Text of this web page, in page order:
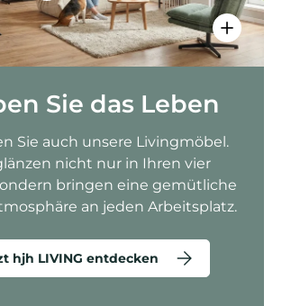
Sie das Leben
Sie auch unsere Livingmöbel.
nicht nur in Ihren vier
bringen eine gemütliche
an jeden Arbeitsplatz.
hjh LIVING entdecken